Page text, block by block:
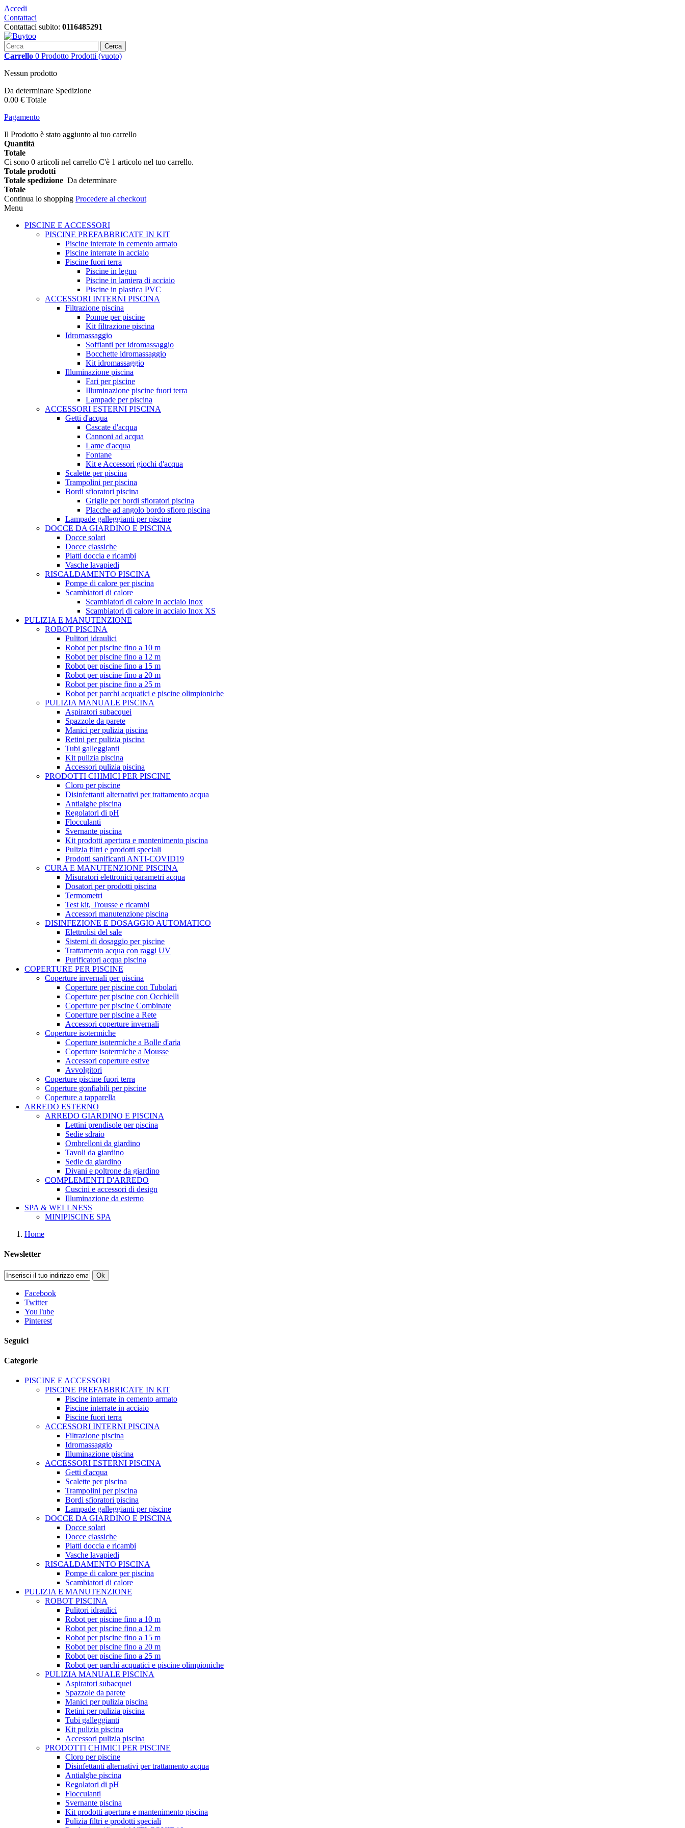
Accedi
Contattaci
Contattaci subito: 0116485291
Cerca
Carrello 0 Prodotto Prodotti (vuoto)
Nessun prodotto
Da determinare Spedizione
0.00 € Totale
Pagamento
Il Prodotto è stato aggiunto al tuo carrello
Quantità
Totale
Ci sono 0 articoli nel carrello C'è 1 articolo nel tuo carrello.
Totale prodotti
Totale spedizione Da determinare
Totale
Continua lo shopping Procedere al checkout
Menu
PISCINE E ACCESSORI
PISCINE PREFABBRICATE IN KIT
Piscine interrate in cemento armato
Piscine interrate in acciaio
Piscine fuori terra
Piscine in legno
Piscine in lamiera di acciaio
Piscine in plastica PVC
ACCESSORI INTERNI PISCINA
Filtrazione piscina
Pompe per piscine
Kit filtrazione piscina
Idromassaggio
Soffianti per idromassaggio
Bocchette idromassaggio
Kit idromassaggio
Illuminazione piscina
Fari per piscine
Illuminazione piscine fuori terra
Lampade per piscina
ACCESSORI ESTERNI PISCINA
Getti d'acqua
Cascate d'acqua
Cannoni ad acqua
Lame d'acqua
Fontane
Kit e Accessori giochi d'acqua
Scalette per piscina
Trampolini per piscina
Bordi sfioratori piscina
Griglie per bordi sfioratori piscina
Placche ad angolo bordo sfioro piscina
Lampade galleggianti per piscine
DOCCE DA GIARDINO E PISCINA
Docce solari
Docce classiche
Piatti doccia e ricambi
Vasche lavapiedi
RISCALDAMENTO PISCINA
Pompe di calore per piscina
Scambiatori di calore
Scambiatori di calore in acciaio Inox
Scambiatori di calore in acciaio Inox XS
PULIZIA E MANUTENZIONE
ROBOT PISCINA
Pulitori idraulici
Robot per piscine fino a 10 m
Robot per piscine fino a 12 m
Robot per piscine fino a 15 m
Robot per piscine fino a 20 m
Robot per piscine fino a 25 m
Robot per parchi acquatici e piscine olimpioniche
PULIZIA MANUALE PISCINA
Aspiratori subacquei
Spazzole da parete
Manici per pulizia piscina
Retini per pulizia piscina
Tubi galleggianti
Kit pulizia piscina
Accessori pulizia piscina
PRODOTTI CHIMICI PER PISCINE
Cloro per piscine
Disinfettanti alternativi per trattamento acqua
Antialghe piscina
Regolatori di pH
Flocculanti
Svernante piscina
Kit prodotti apertura e mantenimento piscina
Pulizia filtri e prodotti speciali
Prodotti sanificanti ANTI-COVID19
CURA E MANUTENZIONE PISCINA
Misuratori elettronici parametri acqua
Dosatori per prodotti piscina
Termometri
Test kit, Trousse e ricambi
Accessori manutenzione piscina
DISINFEZIONE E DOSAGGIO AUTOMATICO
Elettrolisi del sale
Sistemi di dosaggio per piscine
Trattamento acqua con raggi UV
Purificatori acqua piscina
COPERTURE PER PISCINE
Coperture invernali per piscina
Coperture per piscine con Tubolari
Coperture per piscine con Occhielli
Coperture per piscine Combinate
Coperture per piscine a Rete
Accessori coperture invernali
Coperture isotermiche
Coperture isotermiche a Bolle d'aria
Coperture isotermiche a Mousse
Accessori coperture estive
Avvolgitori
Coperture piscine fuori terra
Coperture gonfiabili per piscine
Coperture a tapparella
ARREDO ESTERNO
ARREDO GIARDINO E PISCINA
Lettini prendisole per piscina
Sedie sdraio
Ombrelloni da giardino
Tavoli da giardino
Sedie da giardino
Divani e poltrone da giardino
COMPLEMENTI D'ARREDO
Cuscini e accessori di design
Illuminazione da esterno
SPA & WELLNESS
MINIPISCINE SPA
Home
Newsletter
Ok
Facebook
Twitter
YouTube
Pinterest
Seguici
Categorie
PISCINE E ACCESSORI
PISCINE PREFABBRICATE IN KIT
Piscine interrate in cemento armato
Piscine interrate in acciaio
Piscine fuori terra
ACCESSORI INTERNI PISCINA
Filtrazione piscina
Idromassaggio
Illuminazione piscina
ACCESSORI ESTERNI PISCINA
Getti d'acqua
Scalette per piscina
Trampolini per piscina
Bordi sfioratori piscina
Lampade galleggianti per piscine
DOCCE DA GIARDINO E PISCINA
Docce solari
Docce classiche
Piatti doccia e ricambi
Vasche lavapiedi
RISCALDAMENTO PISCINA
Pompe di calore per piscina
Scambiatori di calore
PULIZIA E MANUTENZIONE
ROBOT PISCINA
Pulitori idraulici
Robot per piscine fino a 10 m
Robot per piscine fino a 12 m
Robot per piscine fino a 15 m
Robot per piscine fino a 20 m
Robot per piscine fino a 25 m
Robot per parchi acquatici e piscine olimpioniche
PULIZIA MANUALE PISCINA
Aspiratori subacquei
Spazzole da parete
Manici per pulizia piscina
Retini per pulizia piscina
Tubi galleggianti
Kit pulizia piscina
Accessori pulizia piscina
PRODOTTI CHIMICI PER PISCINE
Cloro per piscine
Disinfettanti alternativi per trattamento acqua
Antialghe piscina
Regolatori di pH
Flocculanti
Svernante piscina
Kit prodotti apertura e mantenimento piscina
Pulizia filtri e prodotti speciali